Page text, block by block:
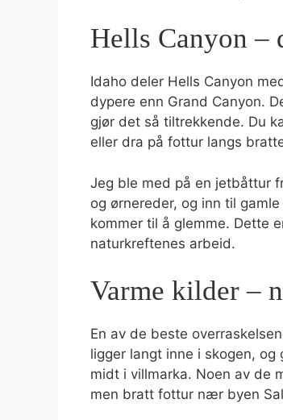
Hells Canyon –
Idaho deler Hells Canyon
dypere enn Grand Canyon.
gjør det så tiltrekkende. Du
eller dra på fottur langs
Jeg ble med på en jetbåttur
og ørnereder, og inn til
kommer til å glemme. Dette
naturkreftenes arbeid.
Varme kilder –
En av de beste
ligger langt inne i skogen,
midt i villmarka. Noen av de
men bratt fottur nær byen